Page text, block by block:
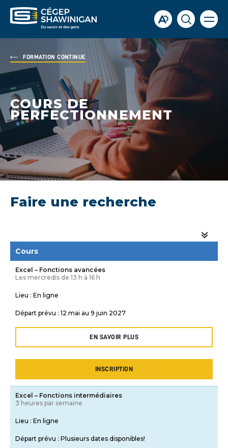
Ouvrir
la
barre
d'accessibilité.
Ouvrir
la
fenêtre
Ouvrir
la
FORMATION CONTINUE
COURS DE
PERFECTIONNEMENT
Faire une recherche
Cours
Excel – Fonctions avancées
Les mercredis de 13 h à 16 h
Lieu : En ligne
Départ prévu : 12 mai au 9 juin 2027
EN SAVOIR PLUS
INSCRIPTION
Excel – Fonctions intermédiaires
3 heures par semaine
Lieu : En ligne
Départ prévu : Plusieurs dates disponibles!